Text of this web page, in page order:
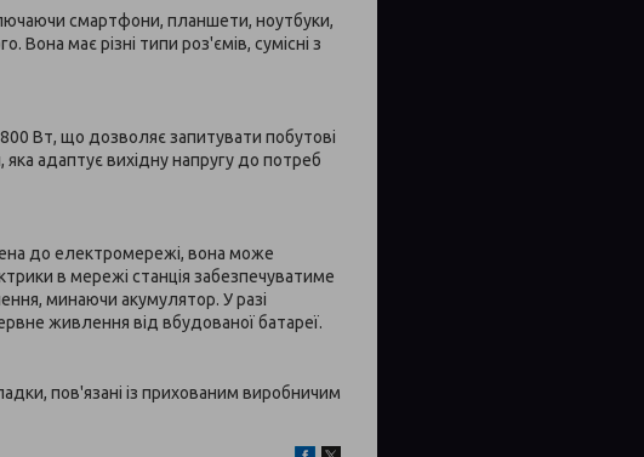
смартфони, планшети, ноутбуки,
Вона має різні типи роз'ємів, сумісні з
Вт, що дозволяє запитувати побутові
адаптує вихідну напругу до потреб
до електромережі, вона може
в мережі станція забезпечуватиме
минаючи акумулятор. У разі
живлення від вбудованої батареї.
пов'язані із прихованим виробничим